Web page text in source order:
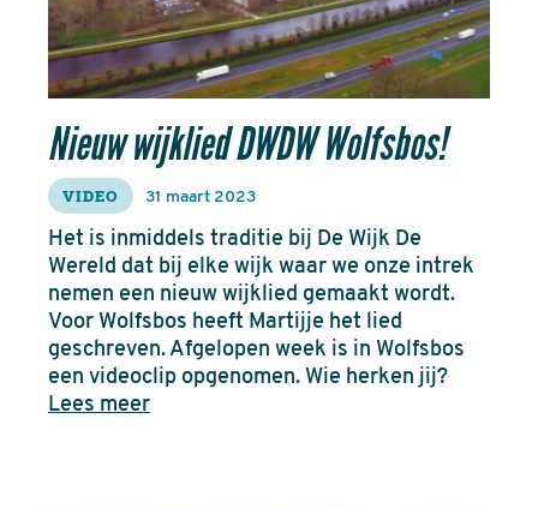
Nieuw wijklied DWDW Wolfsbos!
VIDEO 31 maart 2023
Het is inmiddels traditie bij De Wijk De
Wereld dat bij elke wijk waar we onze intrek
nemen een nieuw wijklied gemaakt wordt.
Voor Wolfsbos heeft Martijje het lied
geschreven. Afgelopen week is in Wolfsbos
een videoclip opgenomen. Wie herken jij?
Lees meer